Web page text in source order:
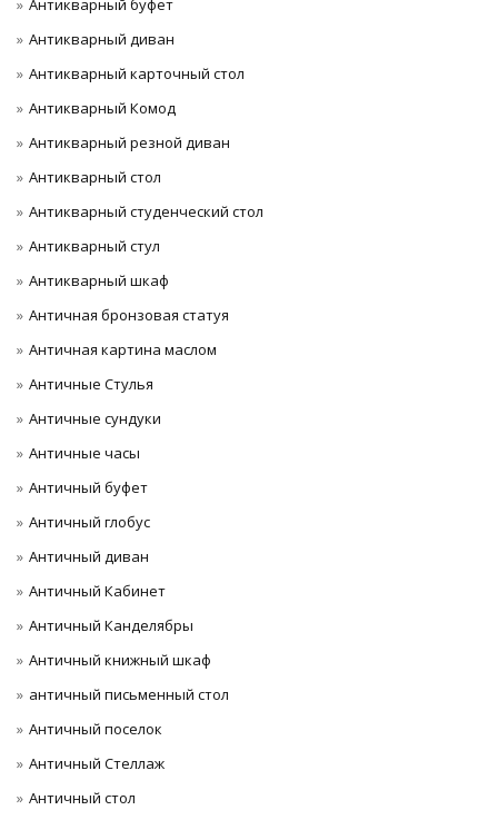
Антикварный буфет
Антикварный диван
Антикварный карточный стол
Антикварный Комод
Антикварный резной диван
Антикварный стол
Антикварный студенческий стол
Антикварный стул
Антикварный шкаф
Античная бронзовая статуя
Античная картина маслом
Античные Стулья
Античные сундуки
Античные часы
Античный буфет
Античный глобус
Античный диван
Античный Кабинет
Античный Канделябры
Античный книжный шкаф
античный письменный стол
Античный поселок
Античный Стеллаж
Античный стол